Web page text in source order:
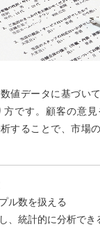
値データに基づい
方です。顧客の意
することで、市場
ル数を扱える
、統計的に分析でき